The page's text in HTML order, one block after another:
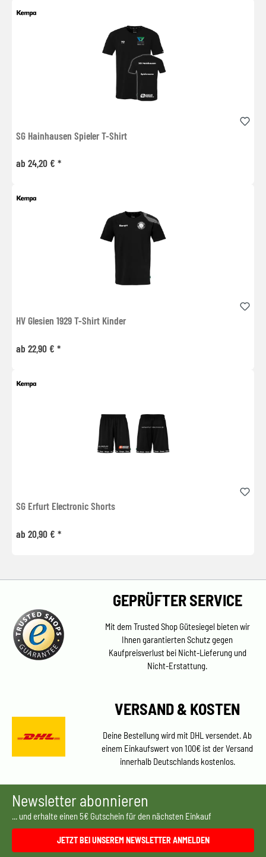
SG Hainhausen Spieler T-Shirt
ab 24,20 € *
HV Glesien 1929 T-Shirt Kinder
ab 22,90 € *
SG Erfurt Electronic Shorts
ab 20,90 € *
GEPRÜFTER SERVICE
Mit dem Trusted Shop Gütesiegel bieten wir
Ihnen garantierten Schutz gegen
Kaufpreisverlust bei Nicht-Lieferung und
Nicht-Erstattung.
VERSAND & KOSTEN
Deine Bestellung wird mit DHL versendet. Ab
einem Einkaufswert von 100€ ist der Versand
innerhalb Deutschlands kostenlos.
Newsletter abonnieren
... und erhalte einen 5€ Gutschein für den nächsten Einkauf
JETZT BEI UNSEREM NEWSLETTER ANMELDEN